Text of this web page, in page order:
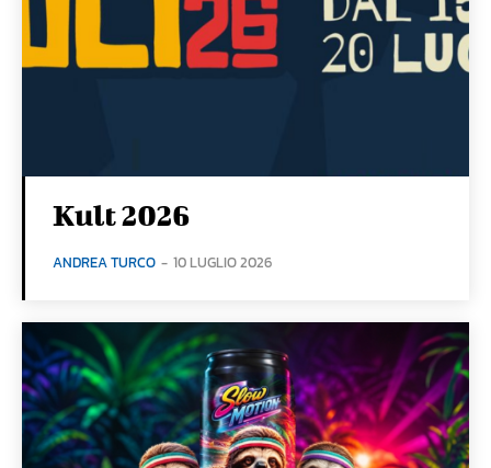
Kult 2026
ANDREA TURCO - 10 LUGLIO 2026